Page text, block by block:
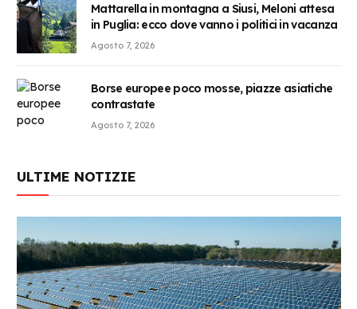
Mattarella in montagna a Siusi, Meloni attesa
in Puglia: ecco dove vanno i politici in vacanza
Agosto 7, 2026
Borse europee poco mosse, piazze asiatiche
contrastate
Agosto 7, 2026
ULTIME NOTIZIE